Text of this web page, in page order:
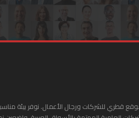
قطري للشركات ورجال الأعمال. نوفر بيئة